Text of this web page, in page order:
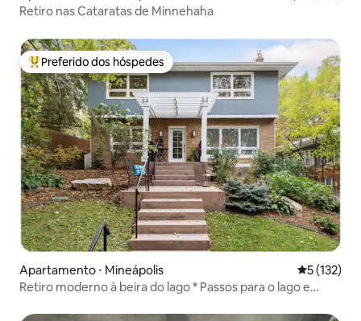
Retiro nas Cataratas de Minnehaha
Entre os melhores preferidos dos hóspedes
Preferido dos hóspedes
Apartamento ⋅ Mineápolis 5 de uma
5 (132)
Retiro moderno à beira do lago * Passos para o lago e